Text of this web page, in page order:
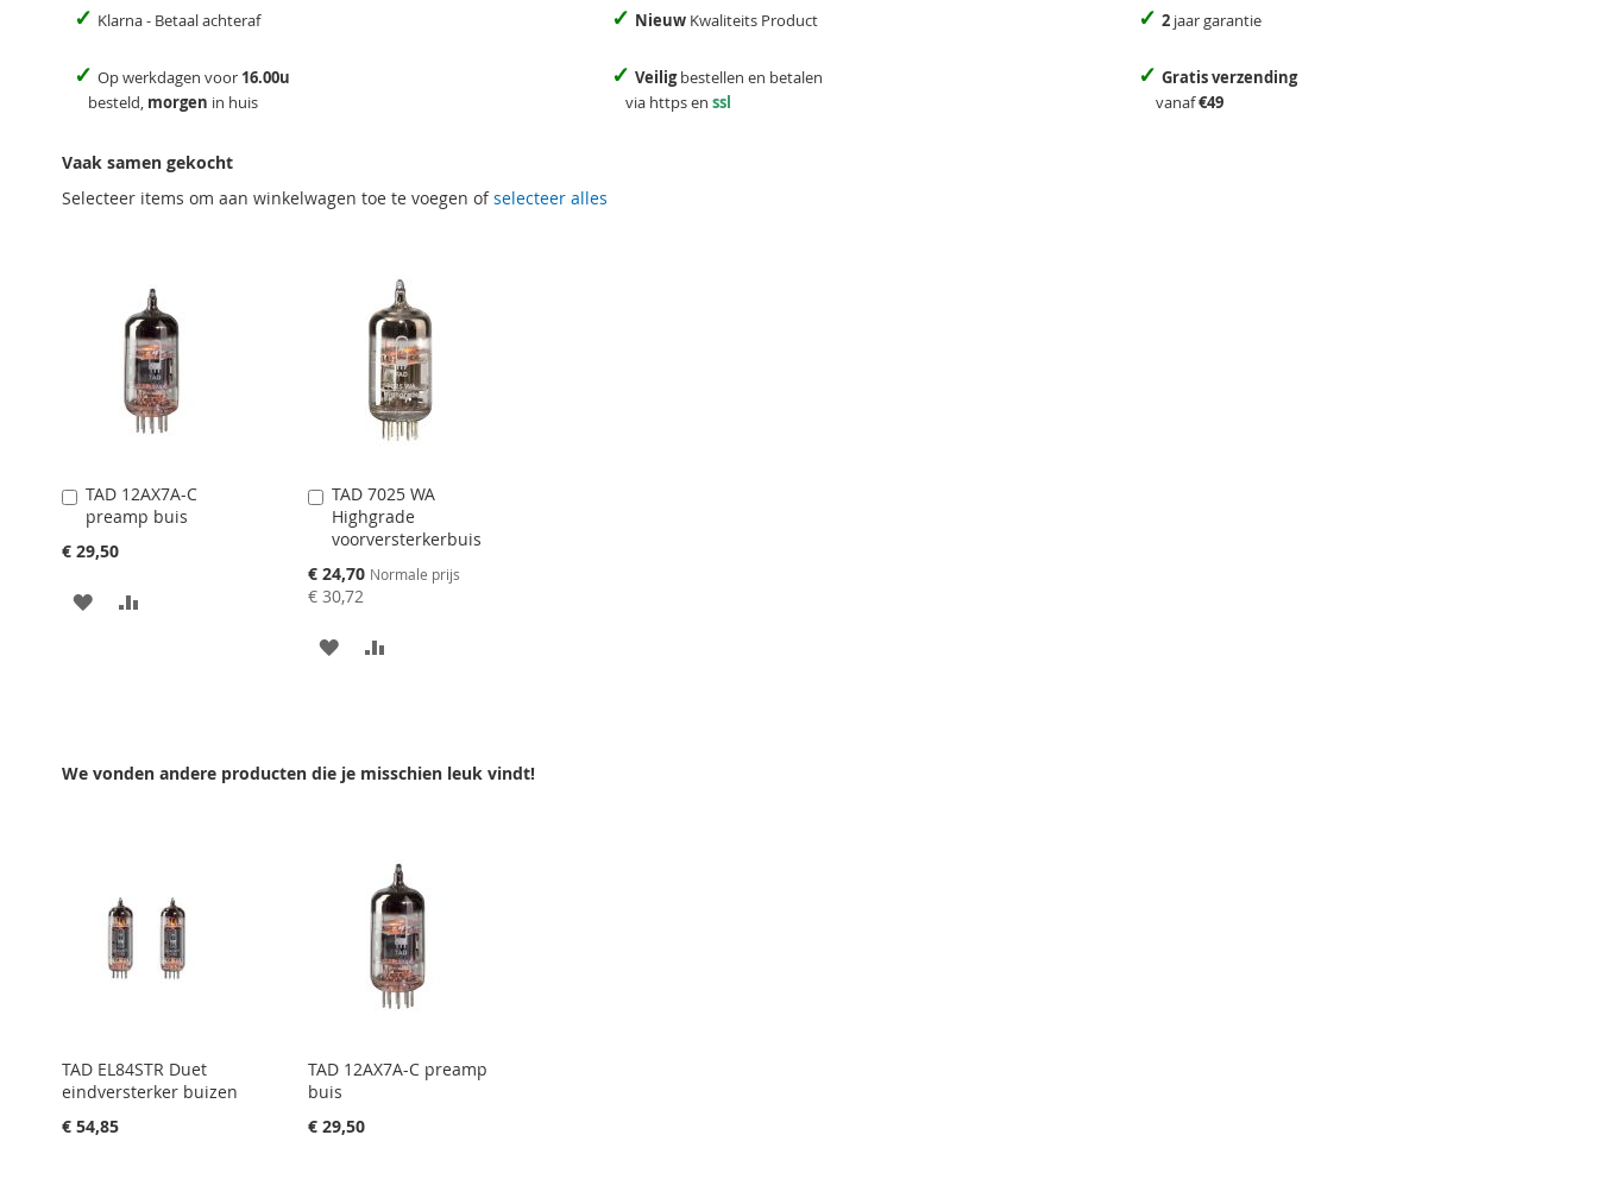
✓ Klarna - Betaal achteraf ✓ Nieuw Kwaliteits Product ✓ 2 jaar garantie
✓ Op werkdagen voor 16.00u
besteld, morgen in huis
✓ Veiligbestellen en betalen
via https en ssl
✓ Gratis verzending
vanaf€49
Vaak samen gekocht
Selecteer items om aan winkelwagen toe te voegen ofselecteer alles
TAD 12AX7A-C
preamp buis
€ 29,50
Aan
winkelwagen
toevoegen
AAN
VERGELIJKEN
TAD 7025 WA
Highgrade
voorversterkerbuis
Speciale
prijs
€ 24,70 Normale prijs
€ 30,72
Aan
winkelwagen
toevoegen
AAN
TE
We vonden andere producten die je misschien leuk vindt!
TAD EL84STR Duet
eindversterker buizen
€ 54,85
TAD 12AX7A-C preamp
buis
€ 29,50